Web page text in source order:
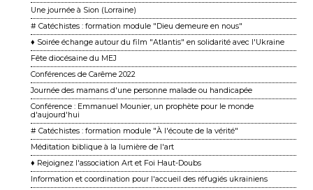
Une journée à Sion (Lorraine)
# Catéchistes : formation module "Dieu demeure en nous"
♦ Soirée échange autour du film "Atlantis" en solidarité avec l'Ukraine
Fête diocésaine du MEJ
Conférences de Carême 2022
Journée des mamans d'une personne malade ou handicapée
Conférence : Emmanuel Mounier, un prophète pour le monde
d'aujourd'hui
# Catéchistes : formation module "À l'écoute de la vérité"
Méditation biblique à la lumière de l'art
♦ Rejoignez l'association Art et Foi Haut-Doubs
Information et coordination pour l'accueil des réfugiés ukrainiens